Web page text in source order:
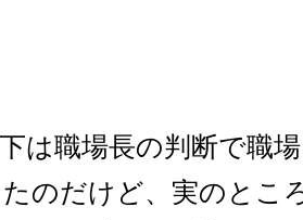
は職場長の判断で職
のだけど、実のとこ